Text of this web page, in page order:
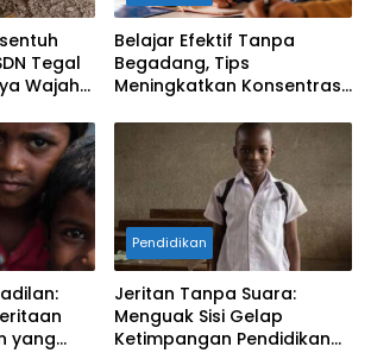
Tegal
Wajah
Jaro
Belajar Efektif Tanpa
Begadang, Tips
Meningkatkan Konsentrasi
Mahasiswa
yang
Pendidikan
Jeritan Tanpa Suara:
Menguak Sisi Gelap
Ketimpangan Pendidikan